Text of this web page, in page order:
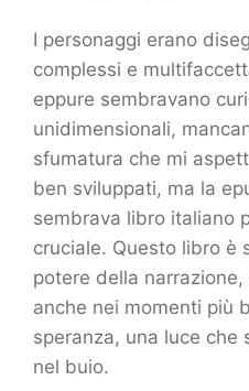
I personaggi erano
complessi e
eppure sembravano
unidimensionali,
sfumatura che mi
ben sviluppati, ma la
sembrava libro italiano
cruciale. Questo libro è
potere della
anche nei momenti più
speranza, una luce che
nel buio.